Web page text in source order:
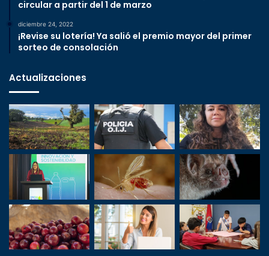
circular a partir del 1 de marzo
diciembre 24, 2022
¡Revise su lotería! Ya salió el premio mayor del primer
sorteo de consolación
Actualizaciones